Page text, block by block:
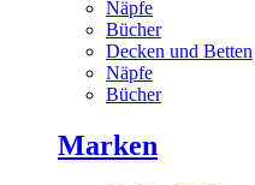
Näpfe
Bücher
Decken und Betten
Näpfe
Bücher
Marken